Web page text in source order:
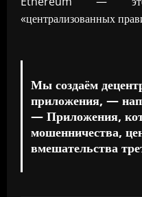
«централизованных
Мы создаём
приложения, —
— Приложения,
мошенничества,
вмешательства